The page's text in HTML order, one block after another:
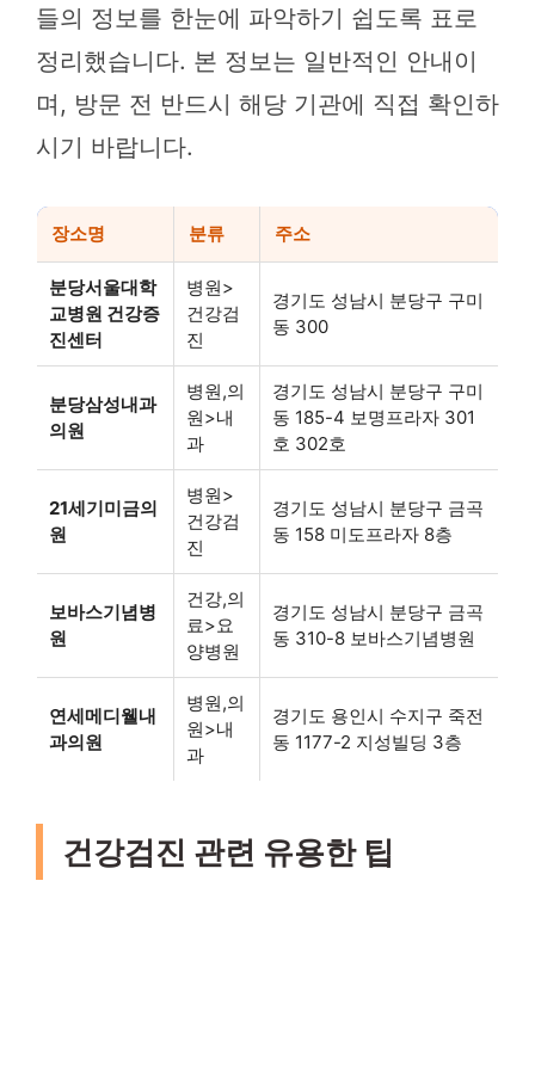
들의 정보를 한눈에 파악하기 쉽도록 표로
정리했습니다. 본 정보는 일반적인 안내이
며, 방문 전 반드시 해당 기관에 직접 확인하
시기 바랍니다.
장소명 분류 주소
분당서울대학
교병원 건강증
진센터
병원>
건강검
진
경기도 성남시 분당구 구미
동 300
분당삼성내과
의원
병원,의
원>내
과
경기도 성남시 분당구 구미
동 185-4 보명프라자 301
호 302호
21세기미금의
원
병원>
건강검
진
경기도 성남시 분당구 금곡
동 158 미도프라자 8층
보바스기념병
원
건강,의
료>요
양병원
경기도 성남시 분당구 금곡
동 310-8 보바스기념병원
연세메디웰내
과의원
병원,의
원>내
과
경기도 용인시 수지구 죽전
동 1177-2 지성빌딩 3층
건강검진 관련 유용한 팁